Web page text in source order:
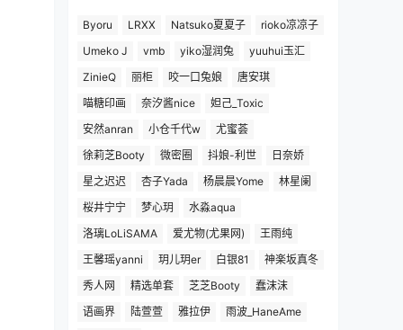
Byoru LRXX Natsuko夏夏子
rioko凉凉子
Umeko J
vmb yiko湿润兔
yuuhui玉汇
ZinieQ
丽柜 咬一口兔娘
唐安琪
喵糖印画
奈汐酱nice
妲己_Toxic
安然anran
小仓千代w
尤蜜荟
徐莉芝Booty
微密圈 抖娘-利世
日奈娇
星之迟迟
杏子Yada 杨晨晨Yome
林星阑
桜井宁宁
梦心玥
水淼aqua
洛璃LoLiSAMA
爱尤物(尤果网)
王雨纯
王馨瑶yanni
玥儿玥er 白银81
神楽坂真冬
秀人网
精选单套 芝芝Booty
蠢沫沫
语画界
陆萱萱 雅拉伊
雨波_HaneAme